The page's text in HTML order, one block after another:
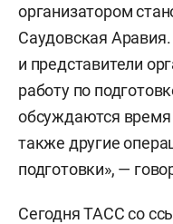
организатором
Саудовская Аравия.
и представители
работу по
обсуждаются время
также другие
подготовки», —
Сегодня ТАСС со